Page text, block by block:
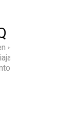
✈️ Inspírate
sol@? 👉🏻
y tips en el